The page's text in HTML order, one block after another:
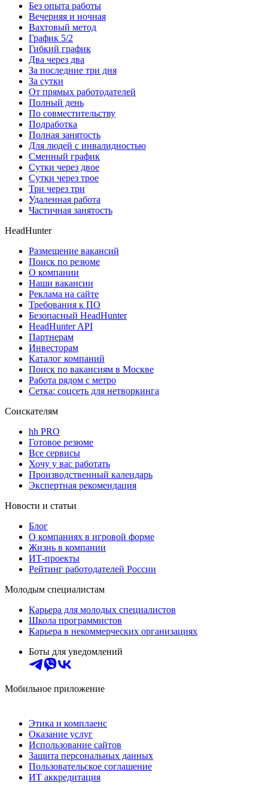
Без опыта работы
Вечерняя и ночная
Вахтовый метод
График 5/2
Гибкий график
Два через два
За последние три дня
За сутки
От прямых работодателей
Полный день
По совместительству
Подработка
Полная занятость
Для людей с инвалидностью
Сменный график
Сутки через двое
Сутки через трое
Три через три
Удаленная работа
Частичная занятость
HeadHunter
Размещение вакансий
Поиск по резюме
О компании
Наши вакансии
Реклама на сайте
Требования к ПО
Безопасный HeadHunter
HeadHunter API
Партнерам
Инвесторам
Каталог компаний
Поиск по вакансиям в Москве
Работа рядом с метро
Сетка: соцсеть для нетворкинга
Соискателям
hh PRO
Готовое резюме
Все сервисы
Хочу у вас работать
Производственный календарь
Экспертная рекомендация
Новости и статьи
Блог
О компаниях в игровой форме
Жизнь в компании
ИТ-проекты
Рейтинг работодателей России
Молодым специалистам
Карьера для молодых специалистов
Школа программистов
Карьера в некоммерческих организациях
Боты для уведомлений
Мобильное приложение
Этика и комплаенс
Оказание услуг
Использование сайтов
Защита персональных данных
Пользовательское соглашение
ИТ аккредитация